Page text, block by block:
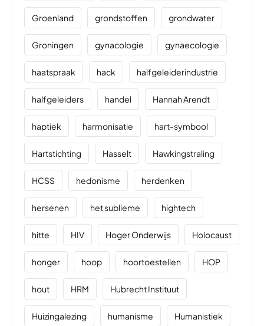
Groenland grondstoffen grondwater
Groningen gynacologie gynaecologie
haatspraak hack halfgeleiderindustrie
halfgeleiders handel Hannah Arendt
haptiek harmonisatie hart-symbool
Hartstichting Hasselt Hawkingstraling
HCSS hedonisme herdenken
hersenen het sublieme hightech
hitte HIV Hoger Onderwijs Holocaust
honger hoop hoortoestellen HOP
hout HRM Hubrecht Instituut
Huizingalezing humanisme Humanistiek